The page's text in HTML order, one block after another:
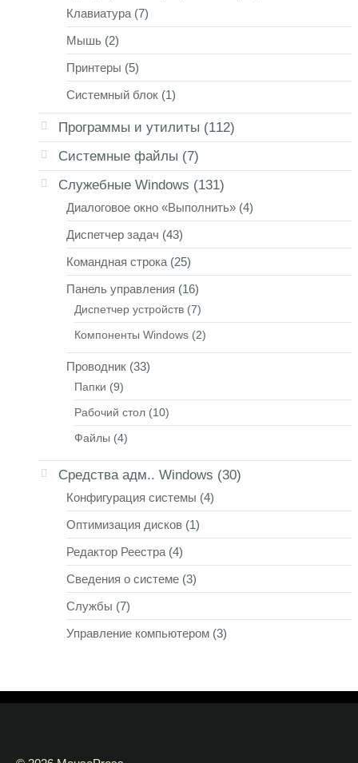
Клавиатура (7)
Мышь (2)
Принтеры (5)
Системный блок (1)
Программы и утилиты (112)
Системные файлы (7)
Служебные Windows (131)
Диалоговое окно «Выполнить» (4)
Диспетчер задач (43)
Командная строка (25)
Панель управления (16)
Диспетчер устройств (7)
Компоненты Windows (2)
Проводник (33)
Папки (9)
Рабочий стол (10)
Файлы (4)
Средства адм.. Windows (30)
Конфигурация системы (4)
Оптимизация дисков (1)
Редактор Реестра (4)
Сведения о системе (3)
Службы (7)
Управление компьютером (3)